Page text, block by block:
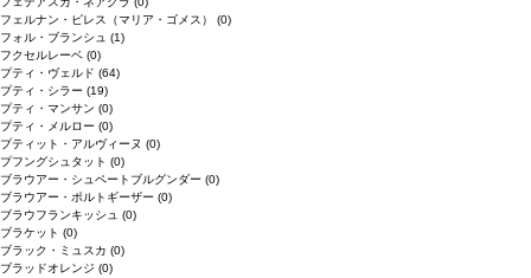
フェルナン・ピレス（マリア・ゴメス） (0)
フォル・ブランシュ (1)
フクセルレーベ (0)
プティ・ヴェルド (64)
プティ・シラー (19)
プティ・マンサン (0)
プティ・メルロー (0)
プティット・アルヴィーヌ (0)
プフングシュタット (0)
ブラウアー・シュペートブルグンダー (0)
ブラウアー・ポルトギーザー (0)
ブラウフランキッシュ (0)
ブラケット (0)
ブラック・ミュスカ (0)
ブラッドオレンジ (0)